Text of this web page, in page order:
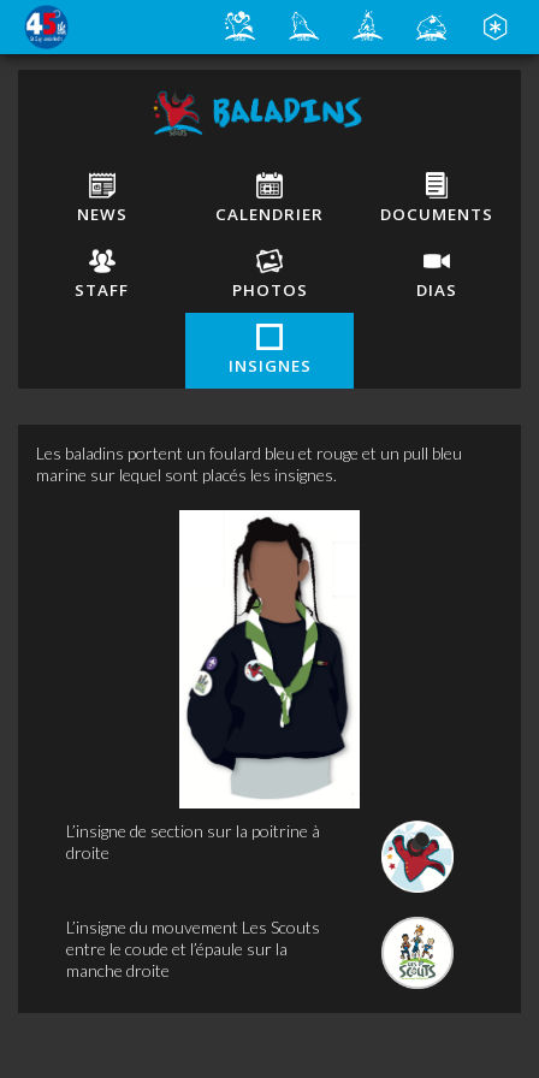
NEWS CALENDRIER DOCUMENTS
STAFF PHOTOS DIAS
INSIGNES
Les baladins portent un foulard bleu et rouge et un pull bleu
marine sur lequel sont placés les insignes.
L’insigne de section sur la poitrine à
droite
L’insigne du mouvement Les Scouts
entre le coude et l’épaule sur la
manche droite